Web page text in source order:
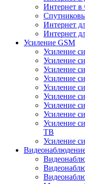
Интернет в
Интернет
Интернет
Усиление GSM
Усиление
Усиление
Усиление
Усиление
Усиление
Усиление
Усиление
Усиление
Усиление
ТВ
Усиление